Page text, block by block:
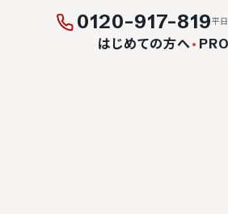
0120-917-819平
はじめての方へ・